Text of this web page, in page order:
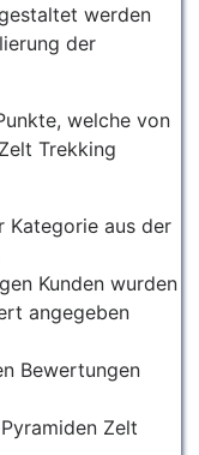
werden
der
welche von
Trekking
Kategorie aus der
Kunden wurden
angegeben
Bewertungen
Zelt